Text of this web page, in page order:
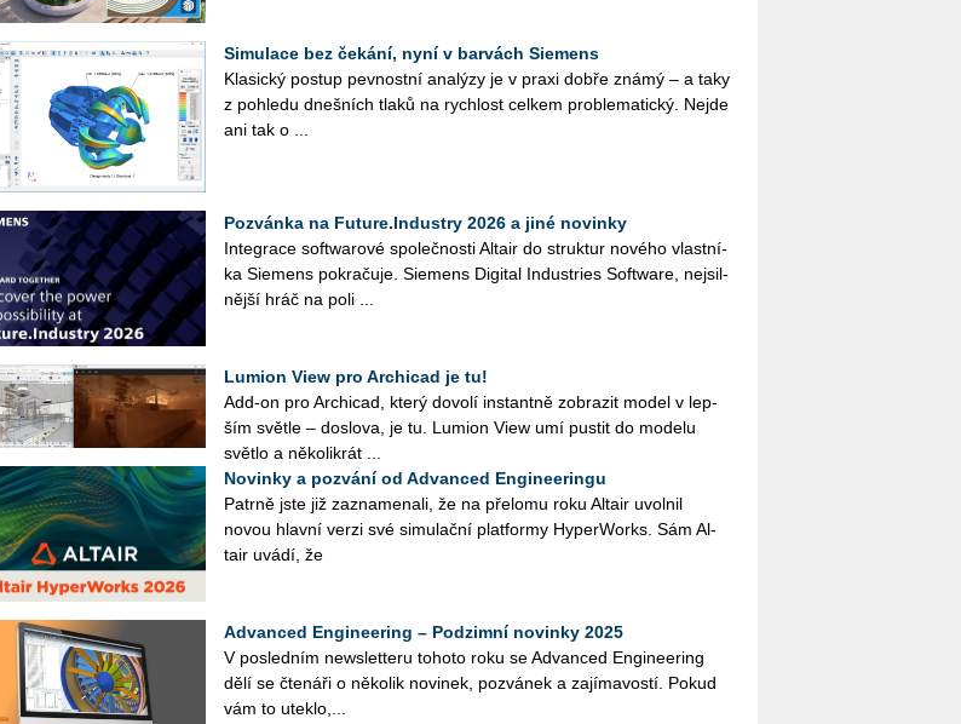
Simulace bez čekání, nyní v barvách Siemens
Kla­sic­ký po­stup pev­nost­ní ana­lý­zy je v praxi dobře známý – a taky
z po­hle­du dneš­ních tlaků na rych­lost cel­kem pro­ble­ma­tic­ký. Nejde
ani tak o ...
Pozvánka na Future.Industry 2026 a jiné novinky
In­te­gra­ce soft­wa­ro­vé spo­leč­nos­ti Al­tair do struk­tur no­vé­ho vlast­ní­
ka Sie­mens po­kra­ču­je. Sie­mens Di­gi­tal In­dustries Soft­ware, nej­sil­
něj­ší hráč na poli ...
Lumion View pro Archicad je tu!
Add-on pro Ar­chi­cad, který do­vo­lí in­stant­ně zob­ra­zit model v lep­
ším svět­le – do­slo­va, je tu. Lu­mi­on View umí pus­tit do mo­de­lu
svět­lo a ně­ko­li­krát ...
Novinky a pozvání od Advanced Engineeringu
Pa­tr­ně jste již za­zna­me­na­li, že na pře­lo­mu roku Al­tair uvol­nil
novou hlav­ní verzi své si­mu­lač­ní plat­for­my Hy­perWorks. Sám Al­
tair uvádí, že
Advanced Engineering – Podzimní novinky 2025
V po­sled­ním news­let­te­ru to­ho­to roku se Advan­ced En­gi­nee­ring
dělí se čte­ná­ři o ně­ko­lik no­vi­nek, po­zvá­nek a za­jí­ma­vos­tí. Pokud
vám to uteklo,...